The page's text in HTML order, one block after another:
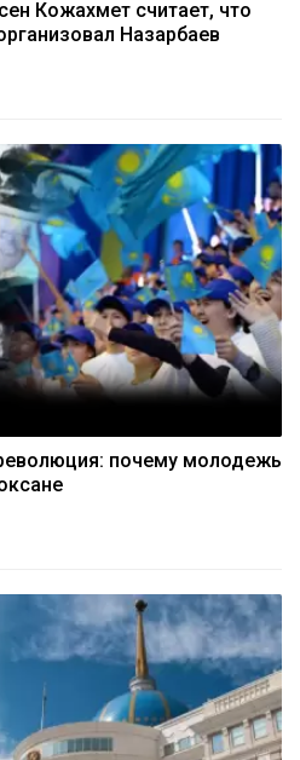
Кожахмет считает, что
Назарбаев
почему молодежь